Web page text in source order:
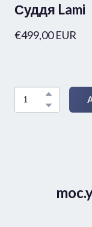
Суддя Lami
€499,00 EUR